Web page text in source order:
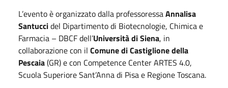
L’evento è organizzato dalla professoressaAnnalisa
Santuccidel Dipartimento di Biotecnologie, Chimica e
Farmacia – DBCF dell’Università di Siena, in
collaborazione con il Comune di Castiglione della
Pescaia(GR) e con Competence Center ARTES 4.0,
Scuola Superiore Sant’Anna di Pisa e Regione Toscana.